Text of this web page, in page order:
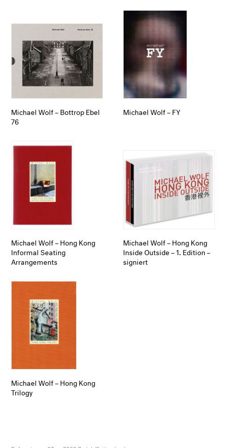
Michael Wolf – Bottrop Ebel
76
Michael Wolf – FY
Michael Wolf – Hong Kong
Informal Seating
Arrangements
Michael Wolf – Hong Kong
Inside Outside – 1. Edition –
signiert
Michael Wolf – Hong Kong
Trilogy